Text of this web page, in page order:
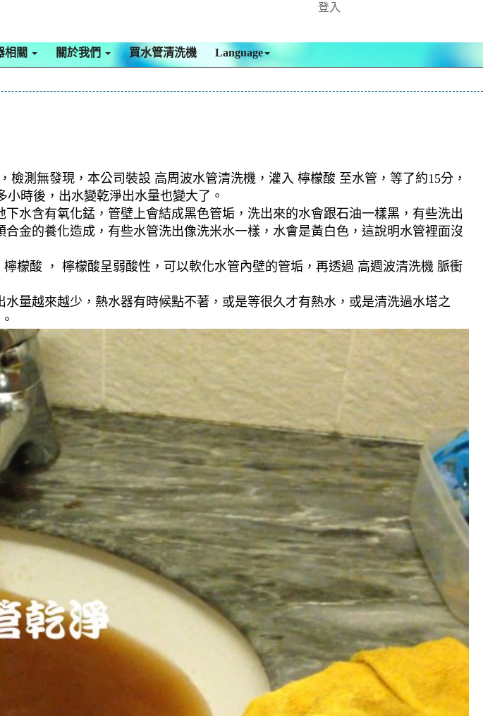
登入
相關 關於我們 買水管清洗機 Language
測無發現，本公司裝設 高周波水管清洗機，灌入 檸檬酸 至水管，等了約15分，
時後，出水變乾淨出水量也變大了。
水含有氧化錳，管壁上會結成黑色管垢，洗出來的水會跟石油一樣黑，有些洗出
金的養化造成，有些水管洗出像洗米水一樣，水會是黃白色，這說明水管裡面沒
檬酸 ， 檸檬酸呈弱酸性，可以軟化水管內壁的管垢，再透過 高週波清洗機 脈衝
量越來越少，熱水器有時候點不著，或是等很久才有熱水，或是清洗過水塔之